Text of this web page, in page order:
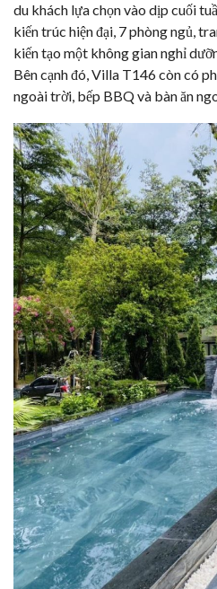
du khách lựa chọn vào dịp cuối
kiến trúc hiện đại, 7 phòng ngủ,
kiến tạo một không gian nghỉ
Bên cạnh đó, Villa T146 còn có
ngoài trời, bếp BBQ và bàn ăn